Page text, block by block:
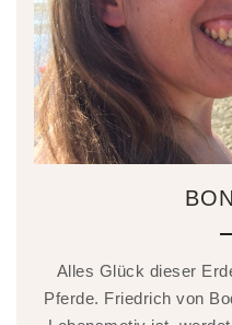
Alles Glück dieser
Pferde. Friedrich von